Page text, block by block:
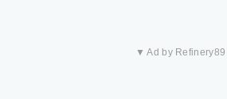
▼ Ad by Refinery89